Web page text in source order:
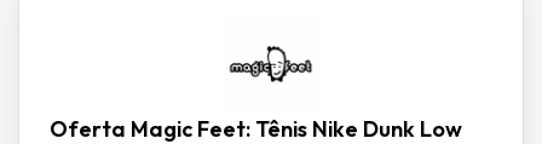
Oferta Magic Feet: Tênis Nike Dunk Low